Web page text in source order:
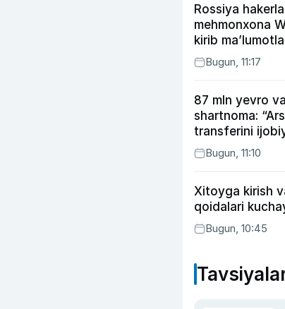
Rossiya
mehmonxona
kirib
— Microsoft
Bugun, 11:17
87 mln yevro
shartnoma:
transferini
Bugun, 11:10
Xitoyga kirish
qoidalari
Bugun, 10:45